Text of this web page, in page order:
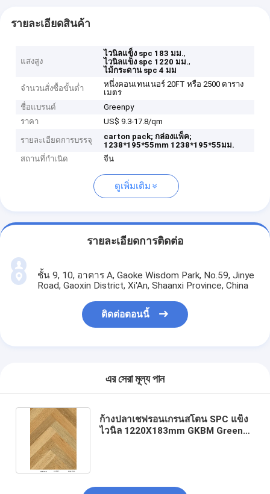
รายละเอียดสินค้า
แสงสูง
ไวนิลแข็ง spc 183 มม.,
ไวนิลแข็ง spc 1220 มม.,
ไม้กระดาน spc 4 มม
จำนวนสั่งซื้อขั้นต่ำ
หนึ่งคอนเทนเนอร์ 20FT หรือ 2500 ตาราง
เมตร
ชื่อแบรนด์
Greenpy
ราคา
US$ 9.3-17.8/qm
รายละเอียดการบรรจุ carton pack; กล่องแพ็ค;
1238*195*55mm 1238*195*55มม.
สถานที่กำเนิด
จีน
ดูเพิ่มเติม
รายละเอียดการติดต่อ
ชั้น 9, 10, อาคาร A, Gaoke Wisdom Park, No.59, Jinye
Road, Gaoxin District, Xi'An, Shaanxi Province, China
ติดต่อตอนนี้
এর সেরা মূল্য পান
ก้างปลาเชฟรอนเกรนสโตน SPC แข็ง
ไวนิล 1220X183mm GKBM Greenpy